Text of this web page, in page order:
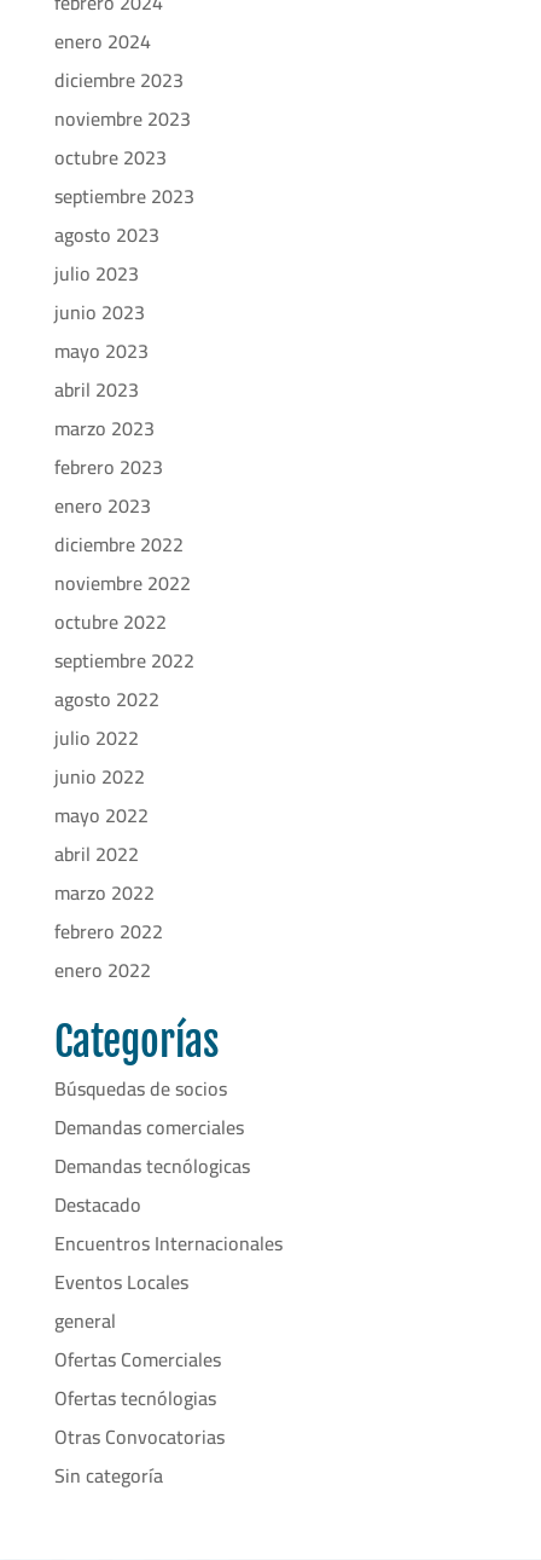
enero 2024
diciembre 2023
noviembre 2023
octubre 2023
septiembre 2023
agosto 2023
julio 2023
junio 2023
mayo 2023
abril 2023
marzo 2023
febrero 2023
enero 2023
diciembre 2022
noviembre 2022
octubre 2022
septiembre 2022
agosto 2022
julio 2022
junio 2022
mayo 2022
abril 2022
marzo 2022
febrero 2022
enero 2022
Categorías
Búsquedas de socios
Demandas comerciales
Demandas tecnólogicas
Destacado
Encuentros Internacionales
Eventos Locales
general
Ofertas Comerciales
Ofertas tecnólogias
Otras Convocatorias
Sin categoría